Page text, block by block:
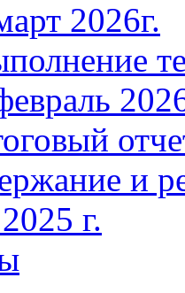
2026г.
г.